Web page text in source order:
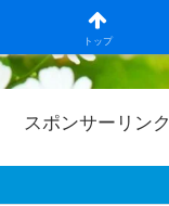
トップ
ュース録
スポンサーリンク